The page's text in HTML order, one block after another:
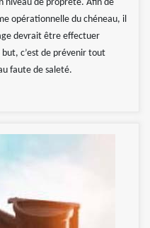
niveau de propreté. Afin de
opérationnelle du chéneau, il
devrait être effectuer
c’est de prévenir tout
faute de saleté.